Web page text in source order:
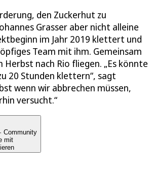
den Zuckerhut zu
Grasser aber nicht alleine
im Jahr 2019 klettert und
Team mit ihm. Gemeinsam
Herbst nach Rio fliegen. „Es könnte
20 Stunden klettern“, sagt
wenn wir abbrechen müssen,
versucht.“
Community
mit